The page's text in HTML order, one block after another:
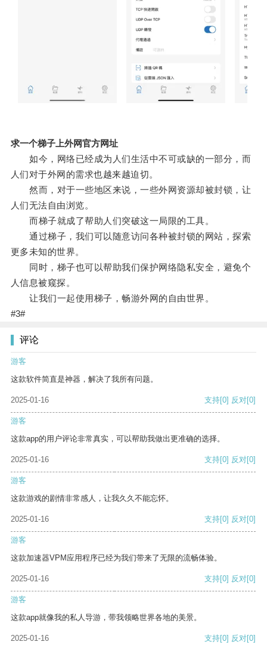
求一个梯子上外网官方网址
如今，网络已经成为人们生活中不可或缺的一部分，而
人们对于外网的需求也越来越迫切。
然而，对于一些地区来说，一些外网资源却被封锁，让
人们无法自由浏览。
而梯子就成了帮助人们突破这一局限的工具。
通过梯子，我们可以随意访问各种被封锁的网站，探索
更多未知的世界。
同时，梯子也可以帮助我们保护网络隐私安全，避免个
人信息被窥探。
让我们一起使用梯子，畅游外网的自由世界。
#3#
评论
游客
这款软件简直是神器，解决了我所有问题。
2025-01-16 支持[0] 反对[0]
游客
这款app的用户评论非常真实，可以帮助我做出更准确的选择。
2025-01-16 支持[0] 反对[0]
游客
这款游戏的剧情非常感人，让我久久不能忘怀。
2025-01-16 支持[0] 反对[0]
游客
这款加速器VPM应用程序已经为我们带来了无限的流畅体验。
2025-01-16 支持[0] 反对[0]
游客
这款app就像我的私人导游，带我领略世界各地的美景。
2025-01-16 支持[0] 反对[0]